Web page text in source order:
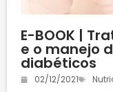
E-BOOK |
e o manejo
diabéticos
02/12/2021